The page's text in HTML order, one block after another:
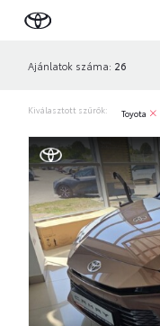
Ajánlatok száma: 26
Kiválasztott szűrők: Toyota